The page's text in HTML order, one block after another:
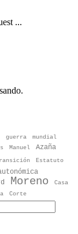
...
guerra
mundial
Manuel Azaña
Estatuto
Moreno
Casa
Corte